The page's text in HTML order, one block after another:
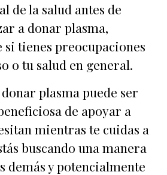
de la salud antes de
a donar plasma,
si tienes preocupaciones
o tu salud en general.
plasma puede ser
de apoyar a
mientras te cuidas a
buscando una manera
demás y potencialmente